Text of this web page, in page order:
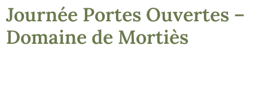
Journée Portes Ouvertes –
Domaine de Mortiès